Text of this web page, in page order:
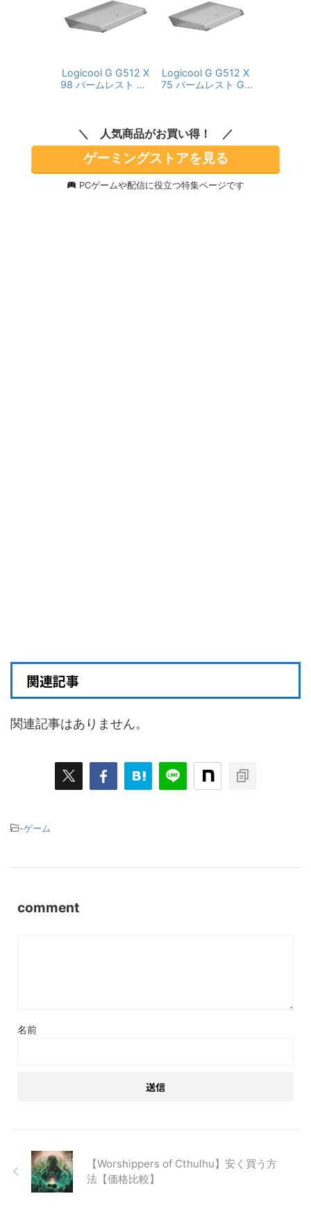
Logicool G G512 X
98 パームレスト G5
サイズ 国内正規品
Logicool G G512 X
75 パームレスト G5
キーレス ミニサイズ
国内正規品
人気商品がお買い得！
ゲーミングストアを見る
PCゲームや配信に役立つ特集ページです
関連記事
関連記事はありません。
-ゲーム
comment
名前
【Worshippers of Cthulhu】安く買う方
法【価格比較】